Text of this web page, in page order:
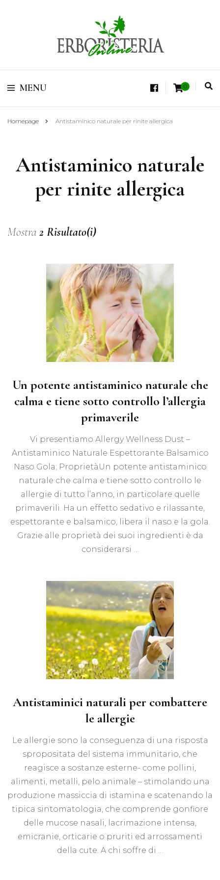
Erboristeria Shop
Online Tisane
Vendita di Botaniche, Erbe e Spezie Officinali, Tisane Terapeutiche Esclusive,
MENU 0
Homepage Antistaminico naturale per rinite allergica
Antistaminico naturale
per rinite allergica
Mostra 2 Risultato(i)
Un potente antistaminico naturale che
calma e tiene sotto controllo l’allergia
primaverile
Vi presentiamo Allergy Wellness Dust –
Antistaminico Naturale Espettorante Balsamico
Naso Gola; ProprietàUn potente antistaminico
naturale che calma e tiene sotto controllo le
allergie di tutto l’anno, in particolare quelle
primaverili. Ha un effetto sedativo e rilassante,
espettorante e balsamico, libera il naso e la gola.
Grazie alle proprietà dei suoi ingredienti è da
considerarsi …
Antistaminici naturali per combattere
le allergie
Le allergie sono la conseguenza di una risposta
spropositata del sistema immunitario, che
reagisce a sostanze esterne- come pollini,
alimenti, metalli, pelo animale – stimolando una
produzione massiccia di istamina e scatenando la
tipica sintomatologia, che comprende gonfiore
delle mucose nasali, lacrimazione intensa,
emicranie, orticarie o pruriti ed arrossamenti
della cute. A chi soffre di …